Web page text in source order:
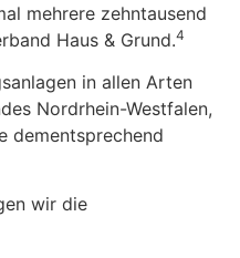
mehrere zehntausend
Haus & Grund.4
in allen Arten
Nordrhein-Westfalen,
dementsprechend
wir die